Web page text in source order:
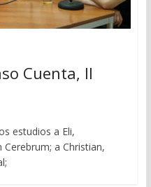
Cuenta, II
estudios a Eli,
a Christian,